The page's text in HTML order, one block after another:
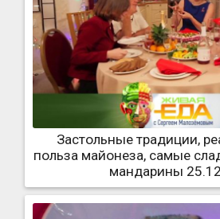
Застольные традиции,
польза майонеза, самые
мандарины